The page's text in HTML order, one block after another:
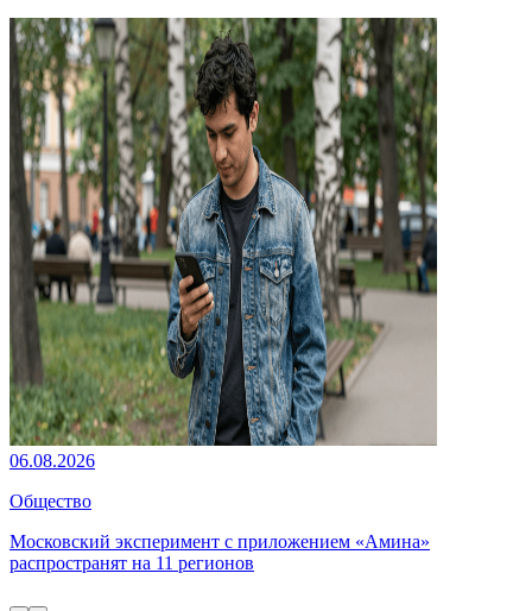
06.08.2026
Общество
Московский эксперимент с приложением «Амина»
распространят на 11 регионов